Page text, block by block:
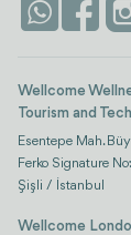
Контакты
Отзывы
Istanbul
Wellcome
Tourism and
Esentepe Mah.
Ferko Signature
Şişli / İstanbul
Wellcome